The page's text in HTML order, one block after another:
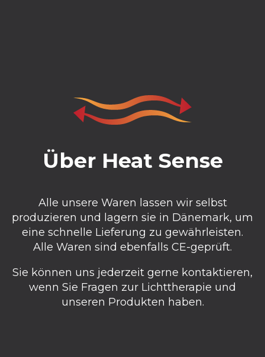
Über Heat Sense
Alle unsere Waren lassen wir selbst
produzieren und lagern sie in Dänemark, um
eine schnelle Lieferung zu gewährleisten.
Alle Waren sind ebenfalls CE-geprüft.
Sie können uns jederzeit gerne kontaktieren,
wenn Sie Fragen zur Lichttherapie und
unseren Produkten haben.